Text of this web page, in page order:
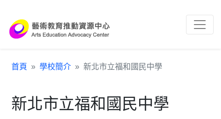
首頁 學校簡介 新北市立福和國民中學
新北市立福和國民中學